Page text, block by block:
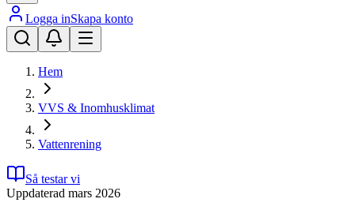
Logga inSkapa konto
Hem
VVS & Inomhusklimat
Vattenrening
Så testar vi
Uppdaterad mars 2026